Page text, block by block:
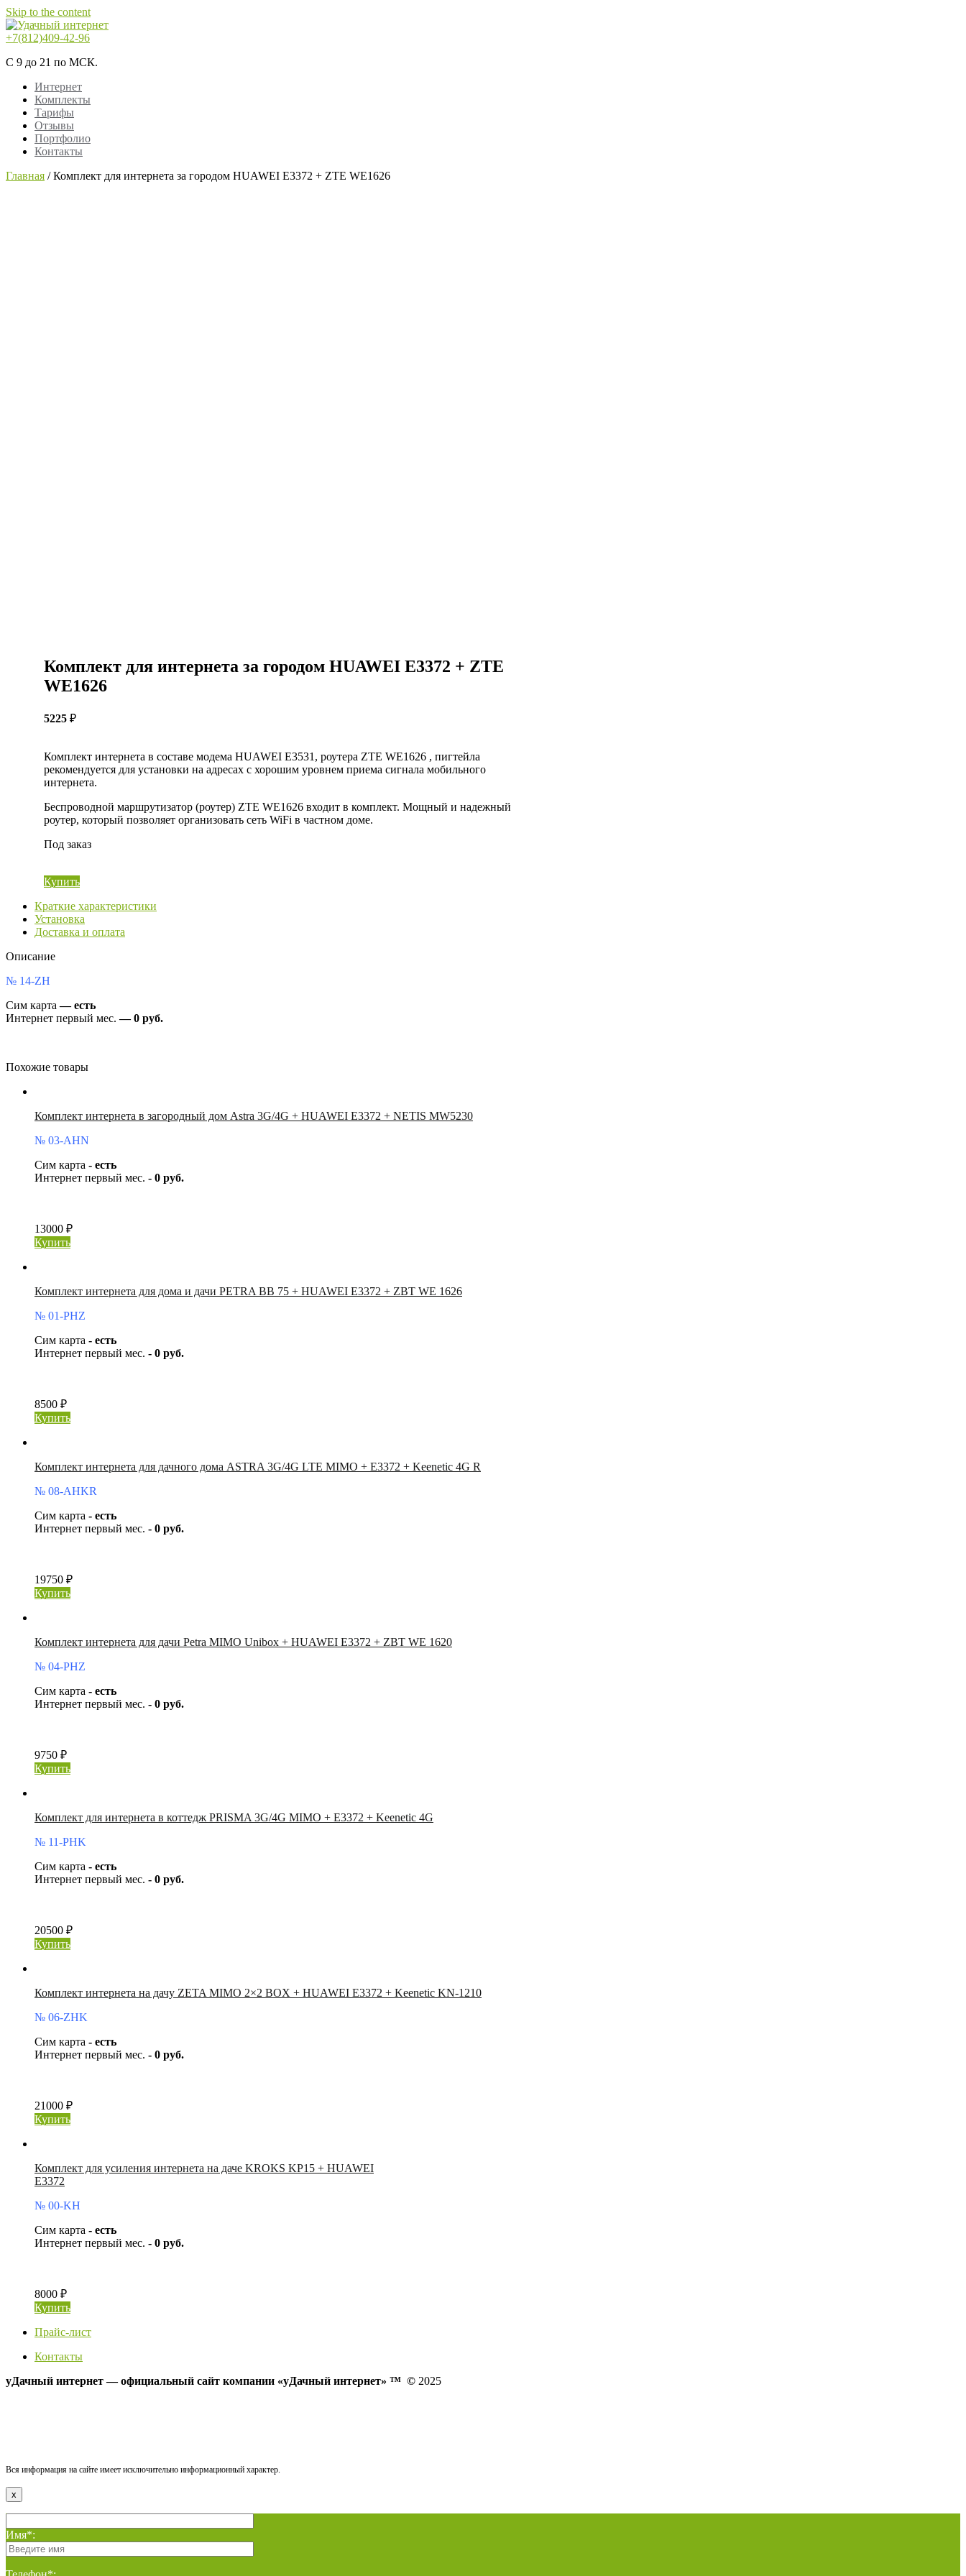
Skip to the content
+7(812)409-42-96
С 9 до 21 по МСК.
Интернет
Комплекты
Тарифы
Отзывы
Портфолио
Контакты
Главная / Комплект для интернета за городом HUAWEI E3372 + ZTE WE1626
Комплект для интернета за городом HUAWEI E3372 + ZTE
WE1626
5225 ₽
Комплект интернета в составе модема HUAWEI E3531, роутера ZTE WE1626 , пигтейла
рекомендуется для установки на адресах с хорошим уровнем приема сигнала мобильного
интернета.
Беспроводной маршрутизатор (роутер) ZTE WE1626 входит в комплект. Мощный и надежный
роутер, который позволяет организовать сеть WiFi в частном доме.
Под заказ
Купить
Краткие характеристики
Установка
Доставка и оплата
Описание
№ 14-ZH
Сим карта— есть
Интернет первый мес.— 0 руб.
Похожие товары
Комплект интернета в загородный дом Astra 3G/4G + HUAWEI E3372 + NETIS MW5230
№ 03-AHN
Сим карта - есть
Интернет первый мес. - 0 руб.
13000 ₽
Купить
Комплект интернета для дома и дачи PETRA BB 75 + HUAWEI E3372 + ZBT WE 1626
№ 01-PHZ
Сим карта - есть
Интернет первый мес. - 0 руб.
8500 ₽
Купить
Комплект интернета для дачного дома ASTRA 3G/4G LTE MIMO + E3372 + Keenetic 4G R
№ 08-AHKR
Сим карта - есть
Интернет первый мес. - 0 руб.
19750 ₽
Купить
Комплект интернета для дачи Petra MIMO Unibox + HUAWEI E3372 + ZBT WE 1620
№ 04-PHZ
Сим карта - есть
Интернет первый мес. - 0 руб.
9750 ₽
Купить
Комплект для интернета в коттедж PRISMA 3G/4G MIMO + E3372 + Keenetic 4G
№ 11-PHK
Сим карта - есть
Интернет первый мес. - 0 руб.
20500 ₽
Купить
Комплект интернета на дачу ZETA MIMO 2×2 BOX + HUAWEI E3372 + Keenetic KN-1210
№ 06-ZHK
Сим карта - есть
Интернет первый мес. - 0 руб.
21000 ₽
Купить
Комплект для усиления интернета на даче KROKS KP15 + HUAWEI
E3372
№ 00-KH
Сим карта - есть
Интернет первый мес. - 0 руб.
8000 ₽
Купить
Прайс-лист
Контакты
уДачный интернет — официальный сайт компании «уДачный интернет» ™ © 2025
Вся информация на сайте имеет исключительно информационный характер.
x
Имя*: